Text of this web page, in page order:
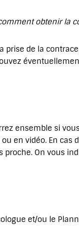
obtenir la
de la
ensemble si
en vidéo. En cas
proche. On vous
et/ou le